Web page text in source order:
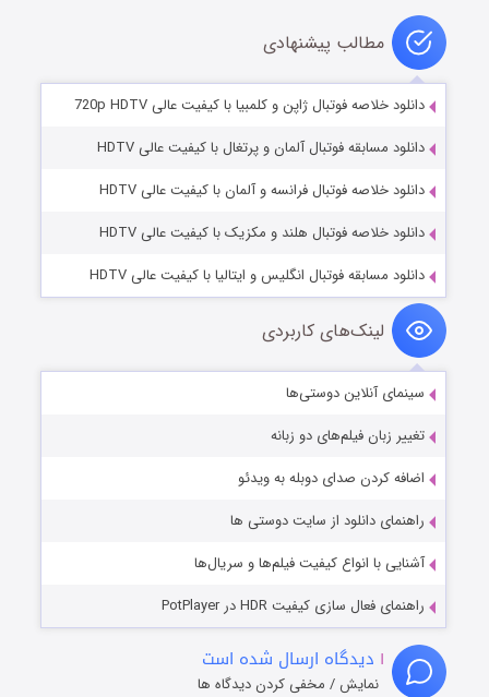
مطالب پیشنهادی
دانلود خلاصه فوتبال ژاپن و کلمبیا با کیفیت عالی 720p HDTV
دانلود مسابقه فوتبال آلمان و پرتغال با کیفیت عالی HDTV
دانلود خلاصه فوتبال فرانسه و آلمان با کیفیت عالی HDTV
دانلود خلاصه فوتبال هلند و مکزیک با کیفیت عالی HDTV
دانلود مسابقه فوتبال انگلیس و ایتالیا با کیفیت عالی HDTV
لینک‌های کاربردی
سینمای آنلاین دوستی‌ها
تغییر زبان فیلم‌های دو زبانه
اضافه کردن صدای دوبله به ویدئو
راهنمای دانلود از سایت دوستی ها
آشنایی با انواع کیفیت فیلم‌ها و سریال‌ها
راهنمای فعال سازی کیفیت HDR در PotPlayer
۱ دیدگاه ارسال شده است
نمایش / مخفی کردن دیدگاه ها